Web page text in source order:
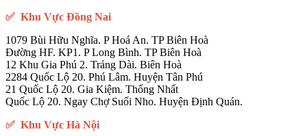
✅ Khu Vực Đồng Nai
1079 Bùi Hữu Nghĩa. P Hoá An. TP Biên Hoà
Đường HF. KP1. P Long Bình. TP Biên Hoà
12 Khu Gia Phú 2. Trảng Dài. Biên Hoà
2284 Quốc Lộ 20. Phú Lâm. Huyện Tân Phú
21 Quốc Lộ 20. Gia Kiệm. Thống Nhất
Quốc Lộ 20. Ngay Chợ Suối Nho. Huyện Định Quán.
✅ Khu Vực Hà Nội